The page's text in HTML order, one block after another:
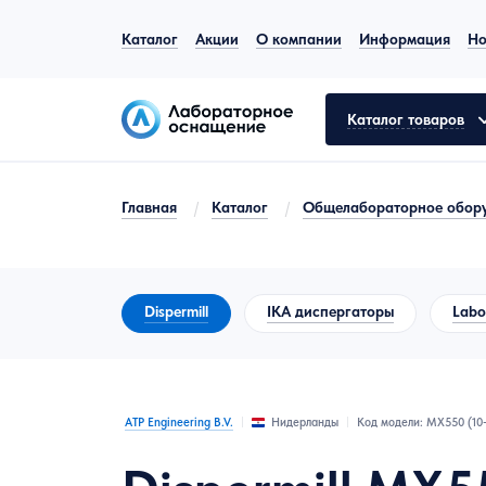
Каталог Акции О компании Информация
Каталог товаров
Молекулярная биология
Пробоподготовка
Испытательное оборудование
Главная / Каталог / Общелабораторное
Dispermill IKA диспергаторы
ATP Engineering B.V. Нидерланды Код модели: MX550